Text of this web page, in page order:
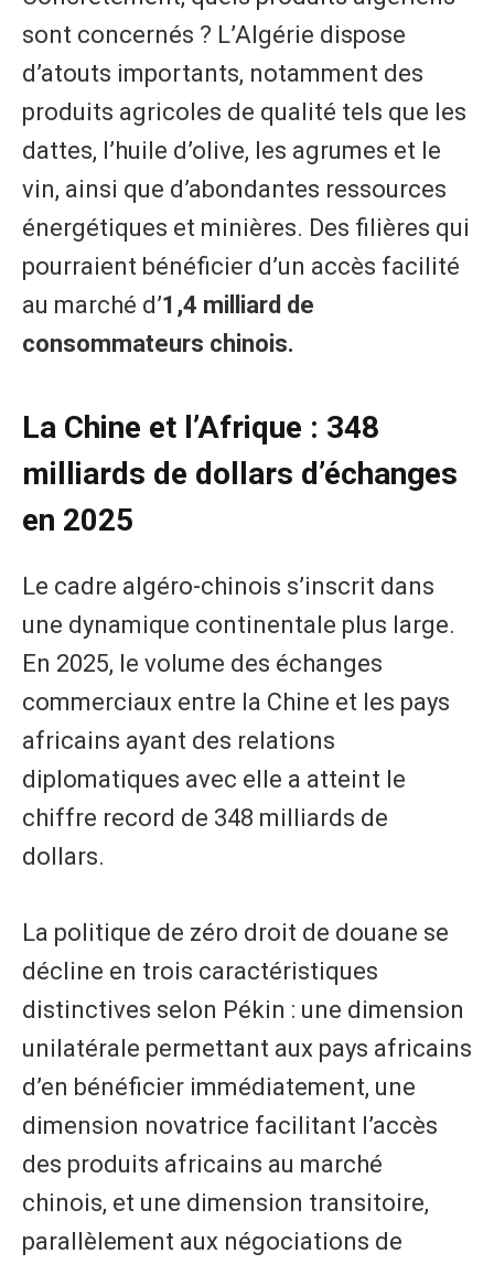
sont concernés ? L’Algérie dispose
d’atouts importants, notamment des
produits agricoles de qualité tels que les
dattes, l’huile d’olive, les agrumes et le
vin, ainsi que d’abondantes ressources
énergétiques et minières. Des filières qui
pourraient bénéficier d’un accès facilité
au marché d’1,4 milliard de
consommateurs chinois.
La Chine et l’Afrique : 348
milliards de dollars d’échanges
en 2025
Le cadre algéro-chinois s’inscrit dans
une dynamique continentale plus large.
En 2025, le volume des échanges
commerciaux entre la Chine et les pays
africains ayant des relations
diplomatiques avec elle a atteint le
chiffre record de 348 milliards de
dollars.
La politique de zéro droit de douane se
décline en trois caractéristiques
distinctives selon Pékin : une dimension
unilatérale permettant aux pays africains
d’en bénéficier immédiatement, une
dimension novatrice facilitant l’accès
des produits africains au marché
chinois, et une dimension transitoire,
parallèlement aux négociations de